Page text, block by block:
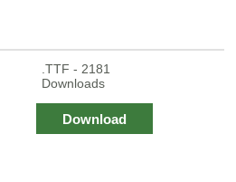
.TTF - 2181
Downloads
Download